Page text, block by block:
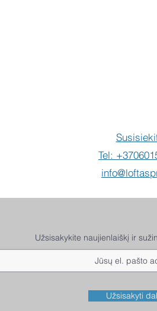
Tel:
Užsisakykite naujienlaiškį ir
Užsisakyti